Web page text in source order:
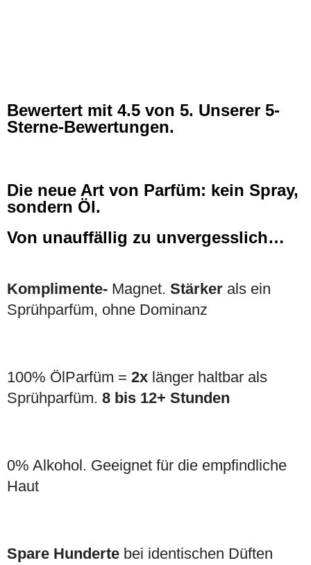
Bewertert mit 4.5 von 5. Unserer 5-
Sterne-Bewertungen.
Die neue Art von Parfüm: kein Spray,
sondern Öl.
Von unauffällig zu unvergesslich…
Komplimente- Magnet. Stärker als ein
Sprühparfüm, ohne Dominanz
100% ÖlParfüm = 2x länger haltbar als
Sprühparfüm. 8 bis 12+ Stunden
0% Alkohol. Geeignet für die empfindliche
Haut
Spare Hunderte bei identischen Düften